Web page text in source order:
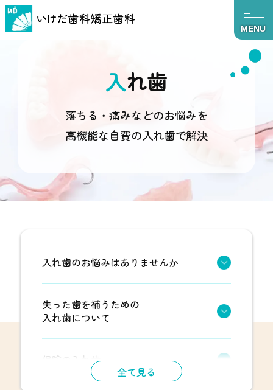
MENU
入れ歯
落ちる・痛みなどのお悩みを
高機能な自費の入れ歯で解決
TOP 診療項目
入れ歯のお悩みはありませんか
失った歯を補うための
入れ歯について
保険の入れ歯
全て見る